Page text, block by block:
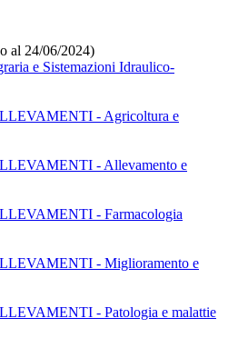
al 24/06/2024)
e Sistemazioni Idraulico-
- Agricoltura e
- Allevamento e
- Farmacologia
- Miglioramento e
- Patologia e malattie